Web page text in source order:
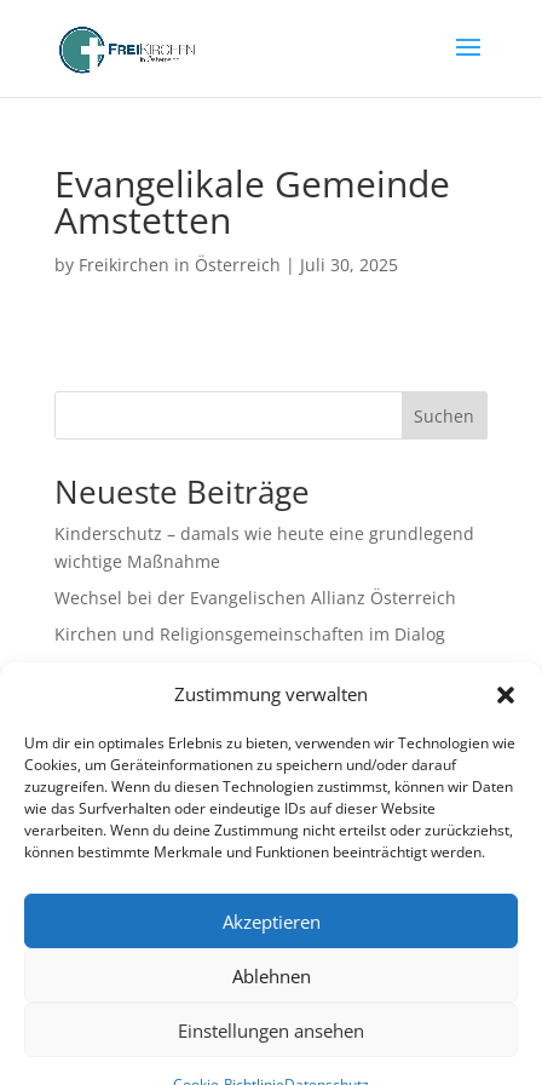
Zustimmung verwalten
Um dir ein optimales Erlebnis zu bieten, verwenden wir Technologien wie
Cookies, um Geräteinformationen zu speichern und/oder darauf
zuzugreifen. Wenn du diesen Technologien zustimmst, können wir Daten
wie das Surfverhalten oder eindeutige IDs auf dieser Website
verarbeiten. Wenn du deine Zustimmung nicht erteilst oder zurückziehst,
können bestimmte Merkmale und Funktionen beeinträchtigt werden.
Akzeptieren
Ablehnen
Einstellungen ansehen
Evangelikale Gemeinde
Amstetten
by Freikirchen in Österreich | Juli 30, 2025
Suchen
Neueste Beiträge
Kinderschutz – damals wie heute eine grundlegend
wichtige Maßnahme
Wechsel bei der Evangelischen Allianz Österreich
Kirchen und Religionsgemeinschaften im Dialog
Schulen & Kindergärten in Österreich
„Brennen für das Leben “ – die Wanderausstellung
ist bald am Ziel
Neueste Kommentare
Impressum
Datenschutz